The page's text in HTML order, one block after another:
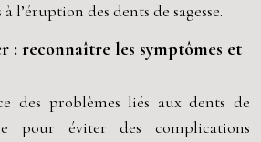
l’éruption des dents de sagesse.
: reconnaître les symptômes et
des problèmes liés aux dents de
pour éviter des complications